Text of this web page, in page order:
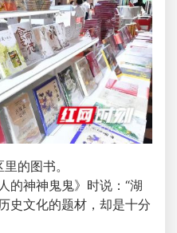
的图书。
神神鬼鬼》时说：“湖
史文化的题材，却是十分